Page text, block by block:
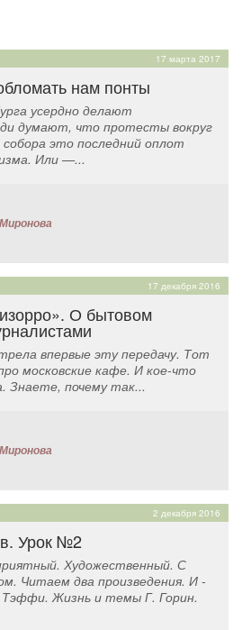
17 марта 2017
нам понты
усердно делают
думают, что протесты вокруг
собора это последний оплот
Или —...
17 декабря 2016
О бытовом
впервые эту передачу. Тот
московские кафе. И кое-что
Знаете, почему так...
2 декабря 2016
Урок №2
Художественный. С
Читаем два произведения. И -
Жизнь и темы Г. Горин.